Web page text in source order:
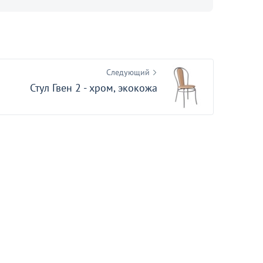
Следующий
Стул Гвен 2 - хром, экокожа
Китая в